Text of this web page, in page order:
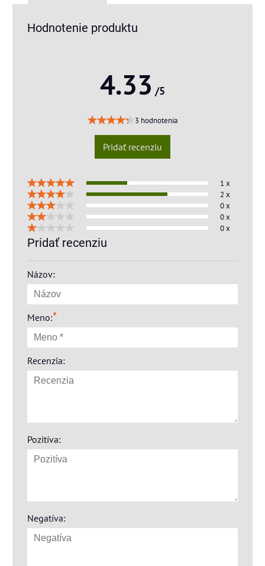
Hodnotenie produktu
4.33 /5
3 hodnotenia
Pridať recenziu
1 x
2 x
0 x
0 x
0 x
Pridať recenziu
Názov:
Meno:*
Recenzia:
Pozitíva:
Negatíva: